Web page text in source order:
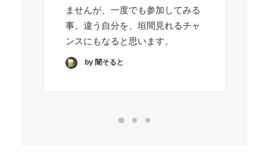
ませんが、一度でも参加してみる
事。違う自分を、垣間見れるチャ
ンスにもなると思います。
by 闇そると